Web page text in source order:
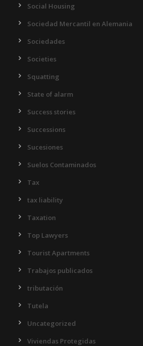
Social Housing
Sociedad Mercantil en Alemania
Sociedades
Societies
Squatting
State of alarm
Success stories
Successions
Sucesiones
Suelos Contaminados
Tax
tax liability
Taxation
Top Lawyers
Tourist Apartments
Trabajos publicados
tributación
Tutela
Uncategorized
Viviendas Protegidas